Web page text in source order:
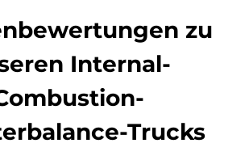
zu
Internal-
Trucks